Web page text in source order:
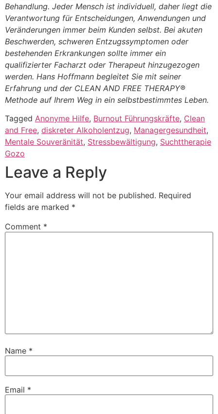
Behandlung. Jeder Mensch ist individuell, daher liegt die
Verantwortung für Entscheidungen, Anwendungen und
Veränderungen immer beim Kunden selbst. Bei akuten
Beschwerden, schweren Entzugssymptomen oder
bestehenden Erkrankungen sollte immer ein
qualifizierter Facharzt oder Therapeut hinzugezogen
werden. Hans Hoffmann begleitet Sie mit seiner
Erfahrung und der CLEAN AND FREE THERAPY®
Methode auf Ihrem Weg in ein selbstbestimmtes Leben.
Tagged Anonyme Hilfe, Burnout Führungskräfte, Clean
and Free, diskreter Alkoholentzug, Managergesundheit,
Mentale Souveränität, Stressbewältigung, Suchttherapie
Gozo
Leave a Reply
Your email address will not be published. Required
fields are marked *
Comment *
Name *
Email *